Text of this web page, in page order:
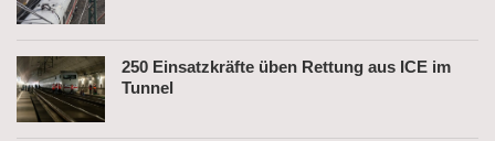
250 Einsatzkräfte üben Rettung aus ICE im
Tunnel